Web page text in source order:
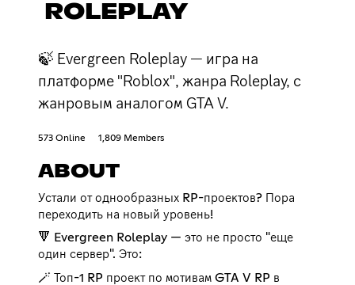
ROLEPLAY
🍃 Evergreen Roleplay — игра на
платформе "Roblox", жанра Roleplay, с
жанровым аналогом GTA V.
573 Online 1,809 Members
ABOUT
Устали от однообразных RP-проектов? Пора
переходить на новый уровень!
🔻 Evergreen Roleplay — это не просто "еще
один сервер". Это:
🪄 Топ-1 RP проект по мотивам GTA V RP в